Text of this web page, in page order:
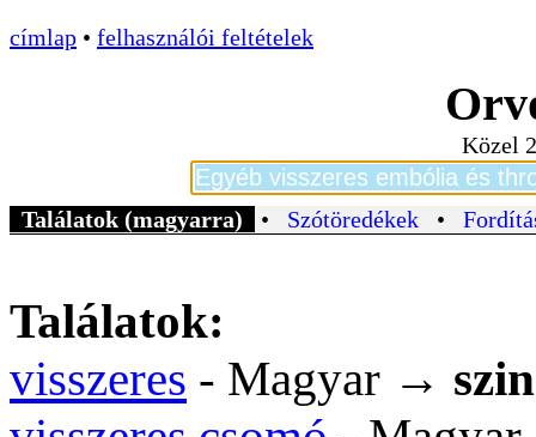
címlap • felhasználói feltételek
Közel
Találatok (magyarra) • Szótöredékek •
Találatok:
visszeres - Magyar →